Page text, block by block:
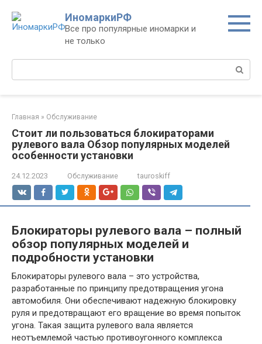
контенту
ИномаркиРФ
Все про популярные иномарки и
не только
Поиск:
Главная » Обслуживание
Стоит ли пользоваться блокираторами
рулевого вала Обзор популярных моделей
особенности установки
24.12.2023 Обслуживание tauroskiff
Блокираторы рулевого вала – полный
обзор популярных моделей и
подробности установки
Блокираторы рулевого вала – это устройства,
разработанные по принципу предотвращения угона
автомобиля. Они обеспечивают надежную блокировку
руля и предотвращают его вращение во время попыток
угона. Такая защита рулевого вала является
неотъемлемой частью противоугонного комплекса